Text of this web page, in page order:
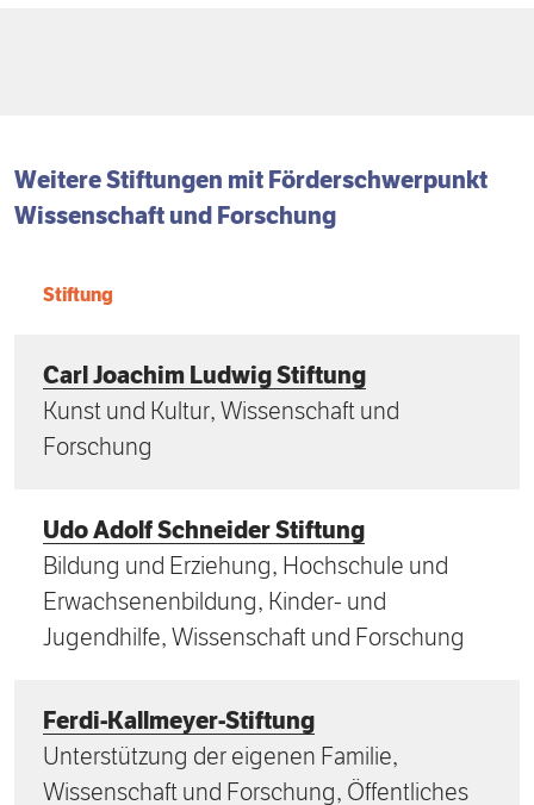
Weitere Stiftungen mit Förder­schwerpunkt
Wissenschaft und Forschung
Stiftung
Carl Joachim Ludwig Stiftung
Kunst und Kultur, Wissenschaft und
Forschung
Udo Adolf Schneider Stiftung
Bildung und Erziehung, Hochschule und
Erwachsenenbildung, Kinder- und
Jugendhilfe, Wissenschaft und Forschung
Ferdi-Kallmeyer-Stiftung
Unterstützung der eigenen Familie,
Wissenschaft und Forschung, Öffentliches